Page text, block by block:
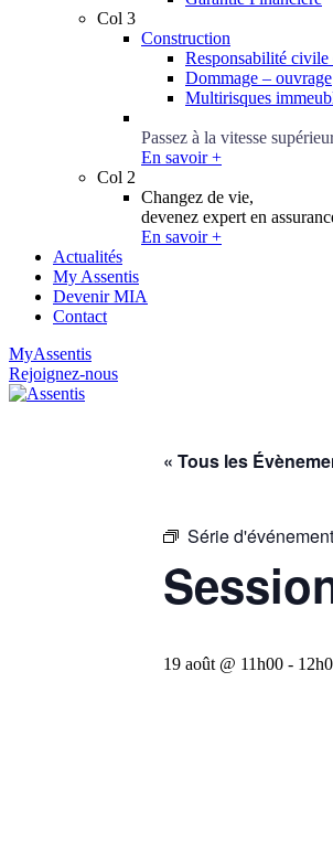
Col 3
Construction
Responsabilité civile
Dommage – ouvrage
Multirisques
Passez à la vitesse
En savoir +
Col 2
Changez de vie,
devenez expert en
En savoir +
Actualités
My Assentis
Devenir MIA
Contact
MyAssentis
Rejoignez-nous
« Tous les
Série
19 août @ 11h00 -